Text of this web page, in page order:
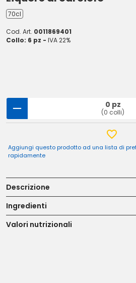
70cl
Cod. Art. 0011869401
Collo: 6 pz - IVA 22%
0 pz
(0 colli)
Aggiungi questo prodotto ad una lista di
rapidamente
Descrizione
Ingredienti
Valori nutrizionali